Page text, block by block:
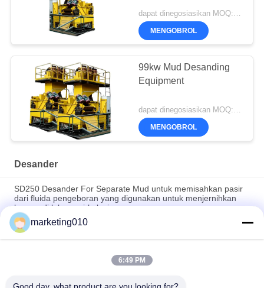
dapat dinegosiasikan MOQ:1 set
MENGOBROL
99kw Mud Desanding
Equipment
MENGOBROL
Desander
SD250 Desander For Separate Mud untuk memisahkan pasir
dari fluida pengeboran yang digunakan untuk menjernihkan
lumpur di lubang sirkulasi
SD250 Separation Cyclone Desander With Screen Fored Pile
Construction
Kapasitas Pemrosesan Tinggi Desander Compact Untuk
marketing010
6:49 PM